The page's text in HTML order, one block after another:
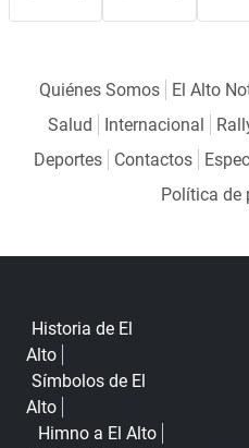
Quiénes Somos El Alto
Salud
Internacional
Deportes
Contactos
Política de
Historia de El
Alto
Símbolos de El
Alto
Himno a El Alto